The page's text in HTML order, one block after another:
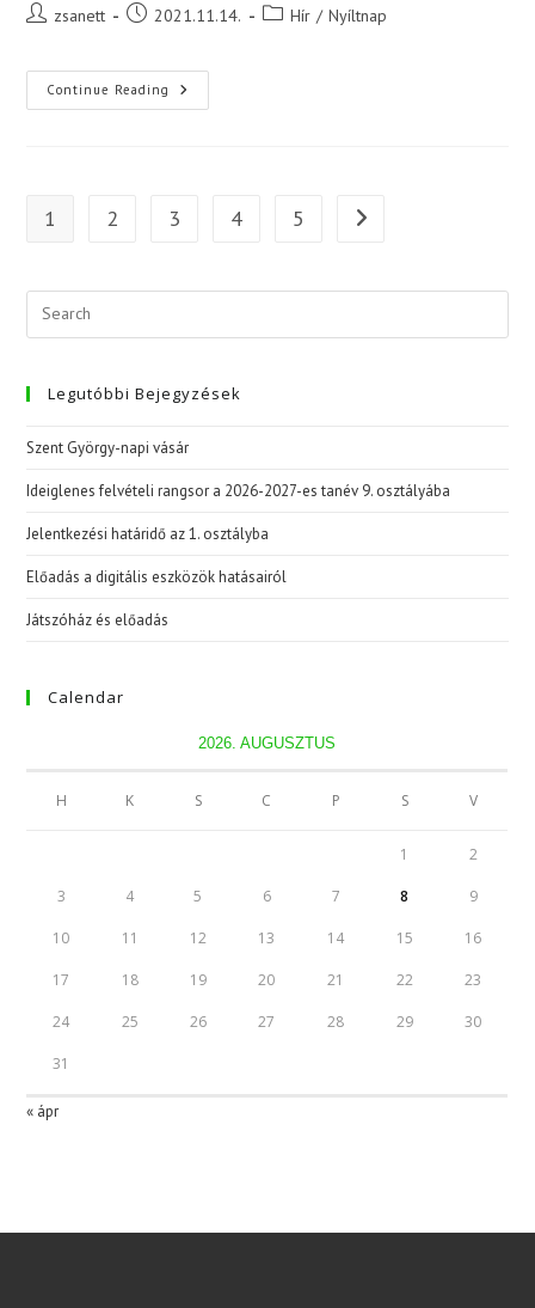
Postzsanett
Post2021.11.14.
PostHír / Nyíltnap
Continue Reading Nyílt
Nap
1 2 3 4 5 Go to the next page
Legutóbbi Bejegyzések
Szent György-napi vásár
Ideiglenes felvételi rangsor a 2026-2027-es tanév 9. osztályába
Jelentkezési határidő az 1. osztályba
Előadás a digitális eszközök hatásairól
Játszóház és előadás
Calendar
2026. AUGUSZTUS
H K S C P S V
1 2
3 4 5 6 7 8 9
10 11 12 13 14 15 16
17 18 19 20 21 22 23
24 25 26 27 28 29 30
31
« ápr